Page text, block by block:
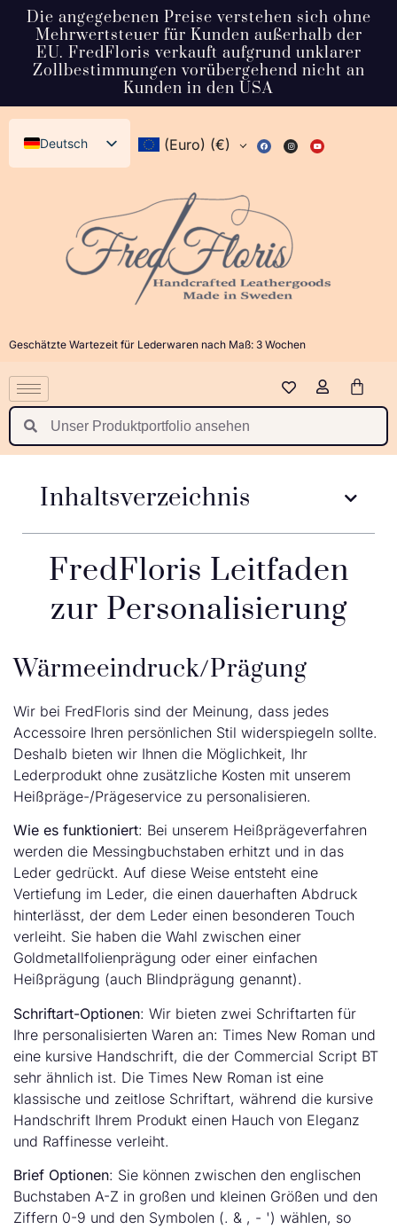
Die angegebenen Preise verstehen sich ohne
Mehrwertsteuer für Kunden außerhalb der
EU. FredFloris verkauft aufgrund unklarer
Zollbestimmungen vorübergehend nicht an
Kunden in den USA
Deutsch
English (UK)
Français
Español
Norsk bokmål
日本語
Polski
Suomi
Português
(Euro) (€)
Geschätzte Wartezeit für Lederwaren nach Maß: 3 Wochen
Inhaltsverzeichnis
FredFloris Leitfaden
zur Personalisierung
Wärmeeindruck/Prägung
Wir bei FredFloris sind der Meinung, dass jedes
Accessoire Ihren persönlichen Stil widerspiegeln sollte.
Deshalb bieten wir Ihnen die Möglichkeit, Ihr
Lederprodukt ohne zusätzliche Kosten mit unserem
Heißpräge-/Prägeservice zu personalisieren.
Wie es funktioniert: Bei unserem Heißprägeverfahren
werden die Messingbuchstaben erhitzt und in das
Leder gedrückt. Auf diese Weise entsteht eine
Vertiefung im Leder, die einen dauerhaften Abdruck
hinterlässt, der dem Leder einen besonderen Touch
verleiht. Sie haben die Wahl zwischen einer
Goldmetallfolienprägung oder einer einfachen
Heißprägung (auch Blindprägung genannt).
Schriftart-Optionen: Wir bieten zwei Schriftarten für
Ihre personalisierten Waren an: Times New Roman und
eine kursive Handschrift, die der Commercial Script BT
sehr ähnlich ist. Die Times New Roman ist eine
klassische und zeitlose Schriftart, während die kursive
Handschrift Ihrem Produkt einen Hauch von Eleganz
und Raffinesse verleiht.
Brief Optionen: Sie können zwischen den englischen
Buchstaben A-Z in großen und kleinen Größen und den
Ziffern 0-9 und den Symbolen (. & , - ') wählen, so